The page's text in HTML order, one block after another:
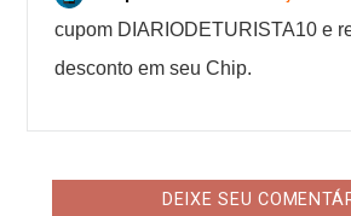
cupom DIARIODETURISTA10 e
desconto em seu Chip.
DEIXE SEU